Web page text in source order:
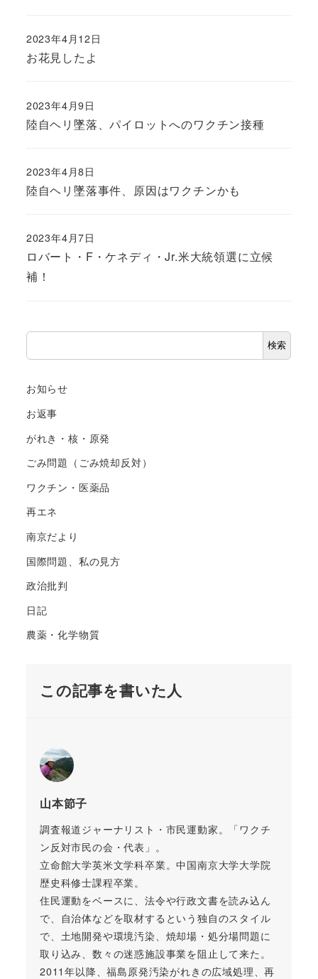
お花見したよ
2023年4月12日
陸自ヘリ墜落、パイロットへのワクチン接種
2023年4月9日
陸自ヘリ墜落事件、原因はワクチンかも
2023年4月8日
ロバート・F・ケネディ・Jr.米大統領選に立候
補！
2023年4月7日
索
検索
お知らせ
お返事
がれき・核・原発
ごみ問題（ごみ焼却反対）
ワクチン・医薬品
再エネ
南京だより
国際問題、私の見方
政治批判
日記
農薬・化学物質
この記事を書いた人
山本節子
調査報道ジャーナリスト・市民運動家。「ワクチ
ン反対市民の会・代表」。
立命館大学英米文学科卒業。中国南京大学大学院
歴史科修士課程卒業。
住民運動をベースに、法令や行政文書を読み込ん
で、自治体などを取材するという独自のスタイル
で、土地開発や環境汚染、焼却場・処分場問題に
取り込み、数々の迷惑施設事業を阻止して来た。
2011年以降、福島原発汚染がれきの広域処理、再